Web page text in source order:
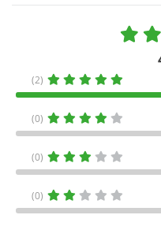
(2)
(0)
(0)
(0)